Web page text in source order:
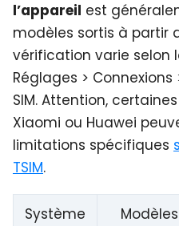
l’appareil est
modèles sortis à partir
vérification varie selon
Réglages >
SIM. Attention,
Xiaomi ou Huawei
limitations spécifiques
TSIM.
Système
Modèles